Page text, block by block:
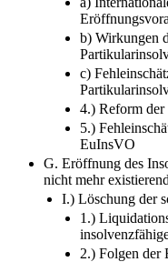
b) Wirkungen
c)
4.) Reform
5.)
EuInsVO
G. Eröffnung des
nicht mehr
I.) Löschung der
1.)
2.) Folgen der